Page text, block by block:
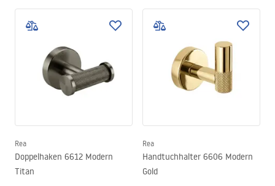
Rea
Doppelhaken 6612 Modern
Titan
Rea
Handtuchhalter 6606 Modern
Gold